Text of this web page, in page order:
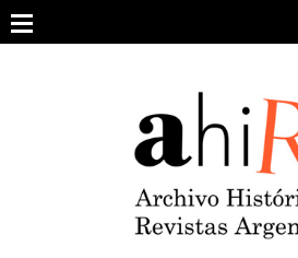
content
ARCHIVO DE REVISTAS
ESTUDIOS CRÍTICOS